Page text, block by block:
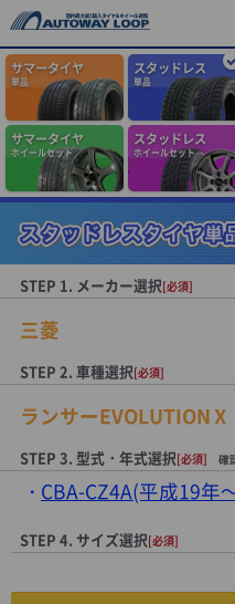
サマータイヤ
単品
スタッドレス
単品
サマータイヤ
ホイールセット
スタッドレス
ホイールセット
STEP 1. メーカー選択[必須]
三菱
STEP 2. 車種選択[必須]
ランサーEVOLUTIONⅩ
STEP 3. 型式・年式選択[必須] 確
CBA-CZ4A(平成19年
STEP 4. サイズ選択[必須]